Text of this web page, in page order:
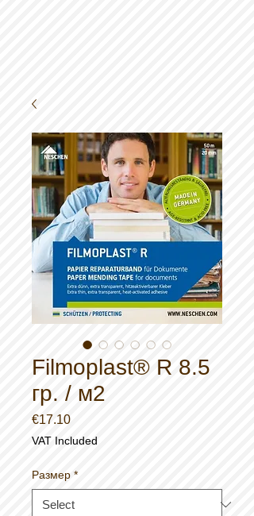
Filmoplast® R 8.5
гр. / м2
€17.10Price
VAT Included
Размер *